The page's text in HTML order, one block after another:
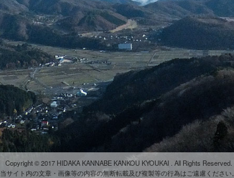
Copyright © 2017 HIDAKA KANNABE KANKOU KYOUKAI . All Rights Reserved.
当サイト内の文章・画像等の内容の無断転載及び複製等の行為はご遠慮ください。